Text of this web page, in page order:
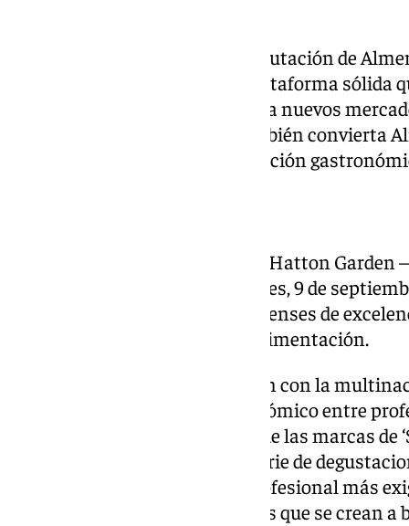
«Gracias al acuerdo entre la Diputación de
estamos logrando crear una plataforma sólida
empresas almerienses acceder a nuevos
comercialización, sino que también convierta
indiscutible en calidad e innovación
El Cosentino City de Londres (1 Hatton Garden
escenario donde el próximo lunes, 9 de
presenten los productos almerienses de
internacional del sector de la alimentación.
Durante el acto, en colaboración con la
realizará un encuentro gastronómico entre
británica, donde responsables de las marcas de
almerienses prepararán una serie de
que conquistarán al público profesional más
más creativos e innovadores, los que se crean